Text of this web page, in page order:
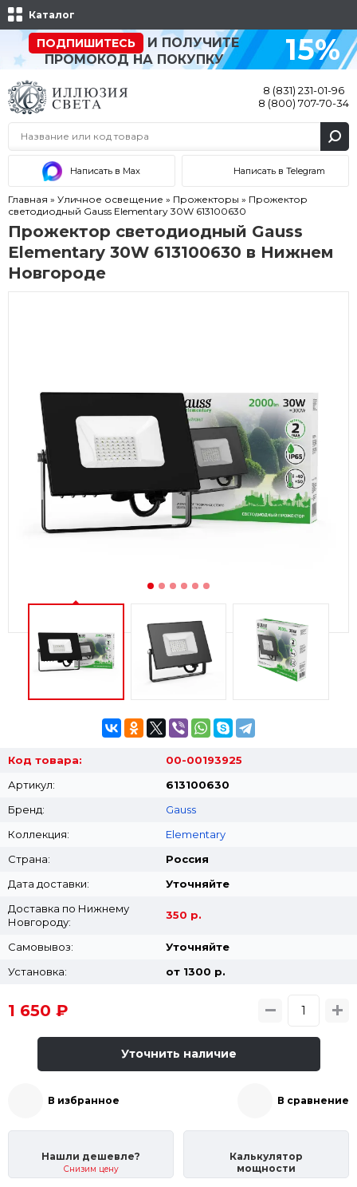
Каталог
ПОДПИШИТЕСЬ
И ПОЛУЧИТЕ
ПРОМОКОД НА ПОКУПКУ
15%
8 (831) 231-01-96
8 (800) 707-70-34
Написать в Max Написать в Telegram
Главная » Уличное освещение » Прожекторы » Прожектор
светодиодный Gauss Elementary 30W 613100630
Прожектор светодиодный Gauss
Elementary 30W 613100630 в Нижнем
Новгороде
Код товара:
00-00193925
Артикул:
613100630
Бренд:
Gauss
Коллекция:
Elementary
Страна:
Россия
Дата доставки:
Уточняйте
Доставка по Нижнему
Новгороду:
350 р.
Самовывоз:
Уточняйте
Установка:
от 1300 p.
1 650 ₽
Уточнить наличие
В избранное В сравнение
Нашли дешевле?
Снизим цену
Калькулятор
мощности